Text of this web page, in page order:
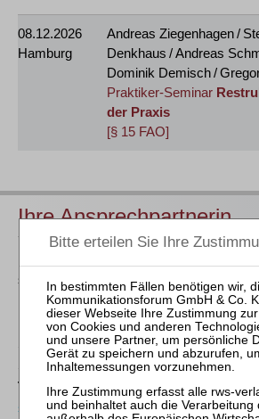
08.12.2026
Hamburg
Andreas Ziegenhagen /
Denkhaus / Andreas
Dominik Demisch /
Praktiker-Seminar
der Praxis
[§ 15 FAO]
Ihre Ansprechpartnerin
sich bitte an unser Seminarteam. Erste
Ihnen gerne bereitshier.
Stefanie Döhler
Seminarorganisation
T
(0221)-400 88-15
seminar@rws-verlag.de